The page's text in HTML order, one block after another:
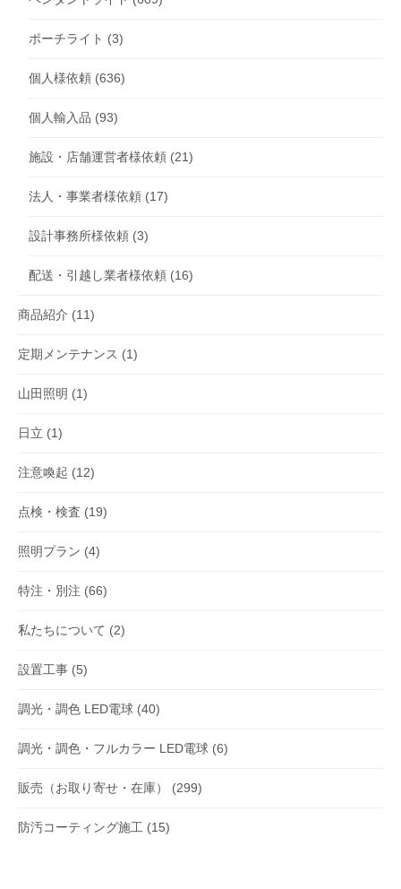
ポーチライト (3)
個人様依頼 (636)
個人輸入品 (93)
施設・店舗運営者様依頼 (21)
法人・事業者様依頼 (17)
設計事務所様依頼 (3)
配送・引越し業者様依頼 (16)
商品紹介 (11)
定期メンテナンス (1)
山田照明 (1)
日立 (1)
注意喚起 (12)
点検・検査 (19)
照明プラン (4)
特注・別注 (66)
私たちについて (2)
設置工事 (5)
調光・調色 LED電球 (40)
調光・調色・フルカラー LED電球 (6)
販売（お取り寄せ・在庫） (299)
防汚コーティング施工 (15)